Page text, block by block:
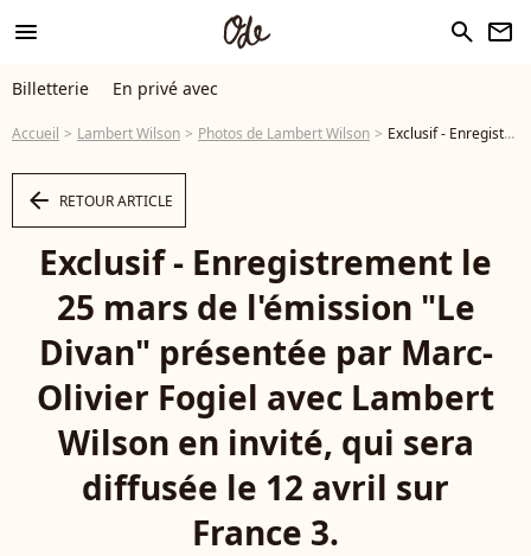
menu search newsletter
Billetterie En privé avec
Accueil Lambert Wilson Photos de Lambert Wilson Exclusif - Enregistrement le 25 mars de l'émission "Le Divan" présentée par Marc-Olivier Fogiel avec Lambert Wilson en invité, qui sera diffusée le 12 avril sur France 3. © Dominique Jacovides / Bestimage
arrow_left RETOUR ARTICLE
Exclusif - Enregistrement le
25 mars de l'émission "Le
Divan" présentée par Marc-
Olivier Fogiel avec Lambert
Wilson en invité, qui sera
diffusée le 12 avril sur
France 3.